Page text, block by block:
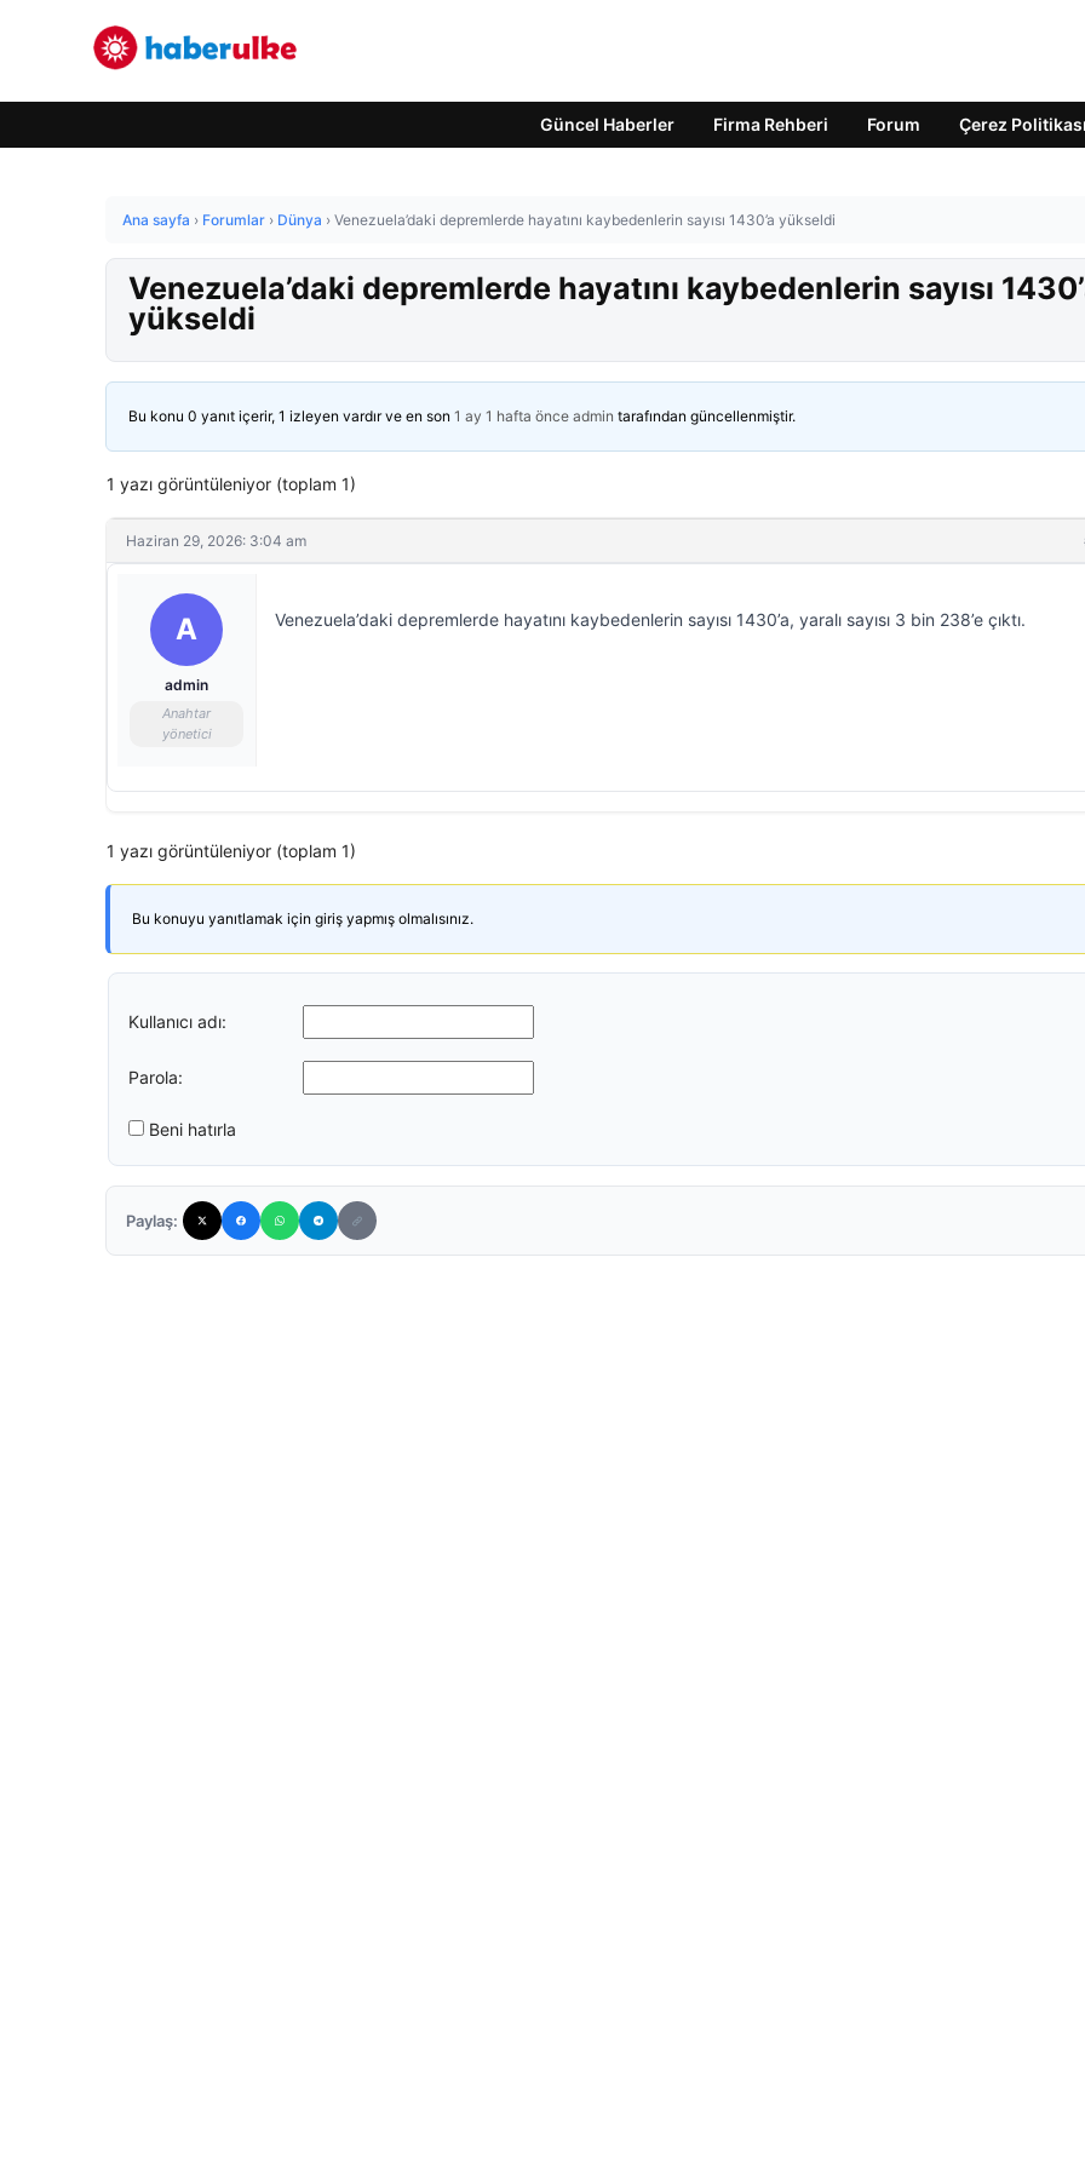
Güncel Haberler Firma Rehberi Forum Çerez Politikası
Ana sayfa › Forumlar › Dünya › Venezuela’daki depremlerde hayatını kaybedenlerin sayısı 1430’a yükseldi
Venezuela’daki depremlerde hayatını kaybedenlerin sayısı
yükseldi
Bu konu 0 yanıt içerir, 1 izleyen vardır ve en son 1 ay 1 hafta önce admin tarafından güncellenmiştir.
1 yazı görüntüleniyor (toplam 1)
Haziran 29, 2026: 3:04 am
A
admin
Anahtar
yönetici
Venezuela’daki depremlerde hayatını kaybedenlerin sayısı 1430’a, yaralı sayısı 3 bin 238’e çıktı.
1 yazı görüntüleniyor (toplam 1)
Bu konuyu yanıtlamak için giriş yapmış olmalısınız.
Kullanıcı adı:
Parola:
Beni hatırla
Paylaş: